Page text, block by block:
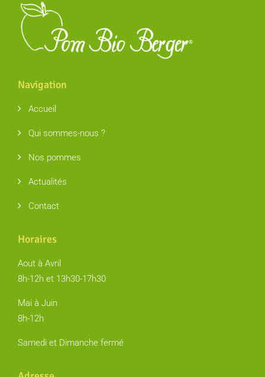
Navigation
Accueil
Qui sommes-nous ?
Nos pommes
Actualités
Contact
Horaires
Aout à Avril
8h-12h et 13h30-17h30
Mai à Juin
8h-12h
Samedi et Dimanche fermé